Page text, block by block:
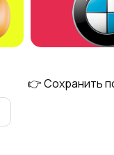
👉 Сохранить